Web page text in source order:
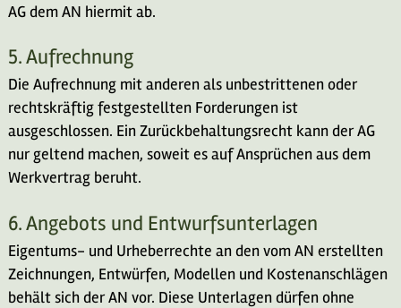
AG dem AN hiermit ab.
5. Aufrechnung
Die Aufrechnung mit anderen als unbestrittenen oder
rechtskräftig festgestellten Forderungen ist
ausgeschlossen. Ein Zurückbehaltungsrecht kann der AG
nur geltend machen, soweit es auf Ansprüchen aus dem
Werkvertrag beruht.
6. Angebots und Entwurfsunterlagen
Eigentums- und Urheberrechte an den vom AN erstellten
Zeichnungen, Entwürfen, Modellen und Kostenanschlägen
behält sich der AN vor. Diese Unterlagen dürfen ohne